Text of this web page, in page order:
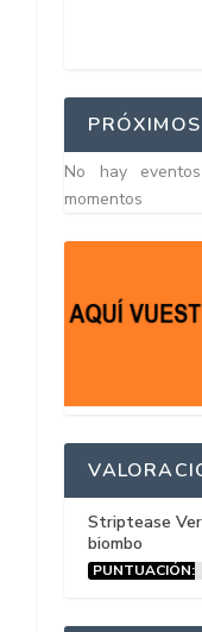
No hay
momentos
Striptease
biombo
PUNTUACIÓN: